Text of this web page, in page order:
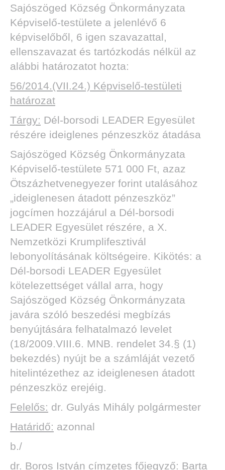
Sajószöged Község Önkormányzata
Képviselő-testülete a jelenlévő 6
képviselőből, 6 igen szavazattal,
ellenszavazat és tartózkodás nélkül az
alábbi határozatot hozta:
56/2014.(VII.24.) Képviselő-testületi
határozat
Tárgy: Dél-borsodi LEADER Egyesület
részére ideiglenes pénzeszköz átadása
Sajószöged Község Önkormányzata
Képviselő-testülete 571 000 Ft, azaz
Ötszázhetvenegyezer forint utalásához
„ideiglenesen átadott pénzeszköz”
jogcímen hozzájárul a Dél-borsodi
LEADER Egyesület részére, a X.
Nemzetközi Krumplifesztivál
lebonyolításának költségeire. Kikötés: a
Dél-borsodi LEADER Egyesület
kötelezettséget vállal arra, hogy
Sajószöged Község Önkormányzata
javára szóló beszedési megbízás
benyújtására felhatalmazó levelet
(18/2009.VIII.6. MNB. rendelet 34.§ (1)
bekezdés) nyújt be a számláját vezető
hitelintézethez az ideiglenesen átadott
pénzeszköz erejéig.
Felelős: dr. Gulyás Mihály polgármester
Határidő: azonnal
b./
dr. Boros István címzetes főjegyző: Barta